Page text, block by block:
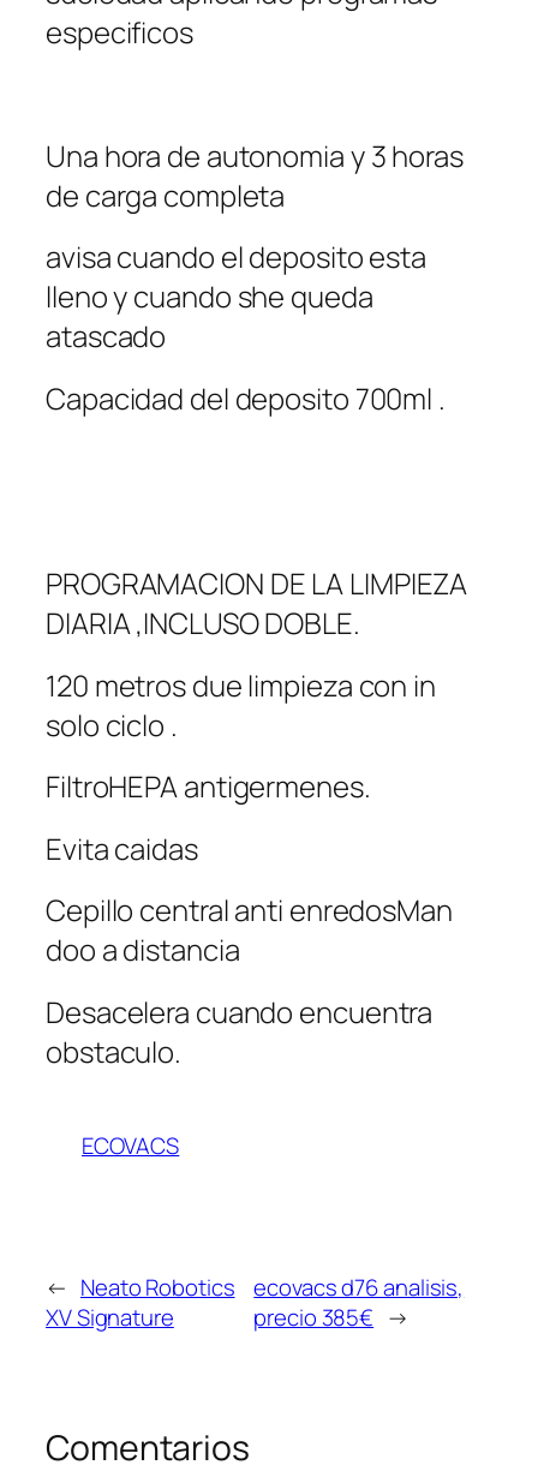
especificos
Una hora de autonomia y 3 horas
de carga completa
avisa cuando el deposito esta
lleno y cuando she queda
atascado
Capacidad del deposito 700ml .
PROGRAMACION DE LA LIMPIEZA
DIARIA ,INCLUSO DOBLE.
120 metros due limpieza con in
solo ciclo .
FiltroHEPA antigermenes.
Evita caidas
Cepillo central anti enredosMan
doo a distancia
Desacelera cuando encuentra
obstaculo.
ECOVACS
← Neato Robotics
XV Signature
ecovacs d76 analisis,
precio 385€ →
Comentarios